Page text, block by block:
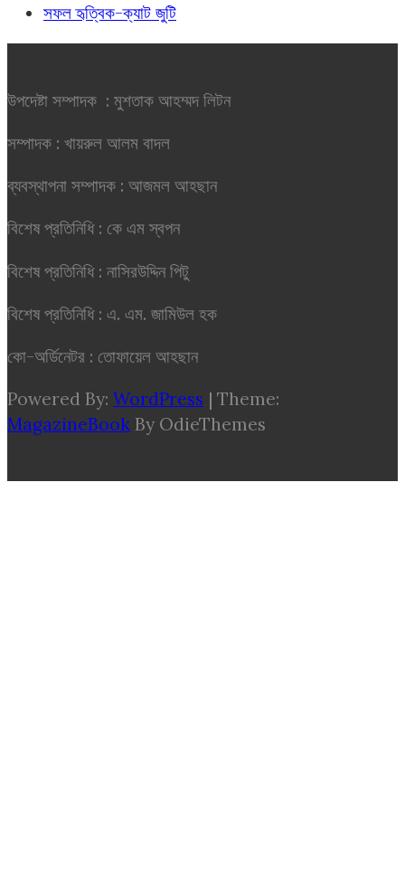
সফল হৃত্বিক-ক্যাট জুটি
উপদেষ্টা সম্পাদক : মুশতাক আহম্মদ লিটন
সম্পাদক : খায়রুল আলম বাদল
ব্যবস্থাপনা সম্পাদক : আজমল আহছান
বিশেষ প্রতিনিধি : কে এম স্বপন
বিশেষ প্রতিনিধি : নাসিরউদ্দিন পিটু
বিশেষ প্রতিনিধি : এ. এম. জামিউল হক
কো-অর্ডিনেটর : তোফায়েল আহছান
Powered By: WordPress | Theme:
MagazineBook By OdieThemes